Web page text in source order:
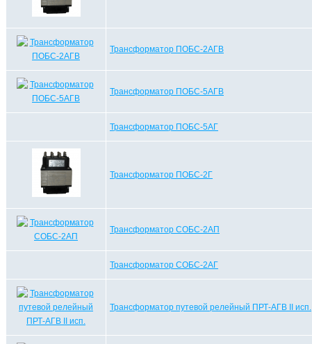
Трансформатор ПОБС-2АГВ
Трансформатор ПОБС-5АГВ
Трансформатор ПОБС-5АГ
Трансформатор ПОБС-2Г
Трансформатор СОБС-2АП
Трансформатор СОБС-2АГ
Трансформатор путевой релейный ПРТ-АГВ II исп.